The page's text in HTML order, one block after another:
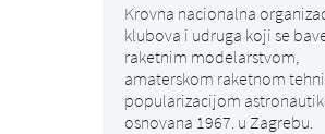
Krovna nacionalna
klubova i udruga koji se
raketnim modelarstvom,
amaterskom raketnom
popularizacijom
osnovana 1967. u Zagrebu.